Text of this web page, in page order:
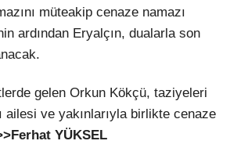
müteakip cenaze namazı
ardından Eryalçın, dualarla son
gelen Orkun Kökçü, taziyeleri
ailesi ve yakınlarıyla birlikte cenaze
YÜKSEL